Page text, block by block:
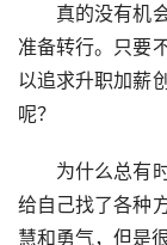
真的没有机会
准备转行。只要
以追求升职加薪
呢？
为什么总有时
给自己找了各种
慧和勇气，但是